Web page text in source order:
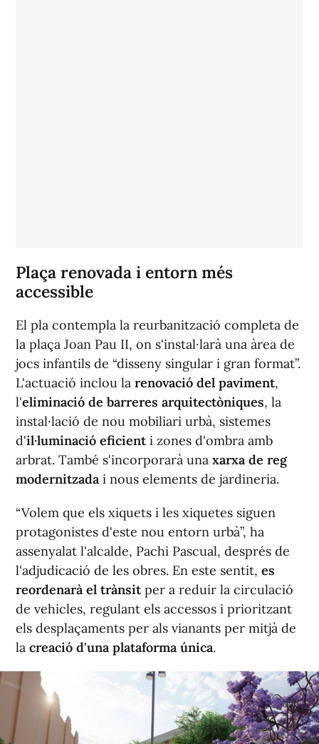
Plaça renovada i entorn més
accessible
El pla contempla la reurbanització completa de
la plaça Joan Pau II, on s'instal·larà una àrea de
jocs infantils de “disseny singular i gran format”.
L'actuació inclou la renovació del paviment,
l'eliminació de barreres arquitectòniques, la
instal·lació de nou mobiliari urbà, sistemes
d'il·luminació eficienti zones d'ombra amb
arbrat. També s'incorporarà una xarxa de reg
modernitzada i nous elements de jardineria.
“Volem que els xiquets i les xiquetes siguen
protagonistes d'este nou entorn urbà”, ha
assenyalat l'alcalde, Pachi Pascual, després de
l'adjudicació de les obres. En este sentit, es
reordenarà el trànsitper a reduir la circulació
de vehicles, regulant els accessos i prioritzant
els desplaçaments per als vianants per mitjà de
la creació d'una plataforma única.